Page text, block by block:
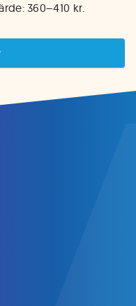
360–410 kr.